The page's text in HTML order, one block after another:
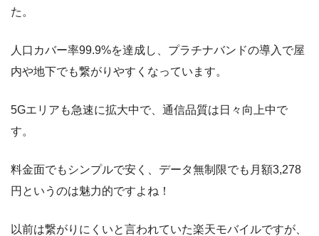
た。
人口カバー率99.9%を達成し、プラチナバンドの導入で屋
内や地下でも繋がりやすくなっています。
5Gエリアも急速に拡大中で、通信品質は日々向上中で
す。
料金面でもシンプルで安く、データ無制限でも月額3,278
円というのは魅力的ですよね！
以前は繋がりにくいと言われていた楽天モバイルですが、